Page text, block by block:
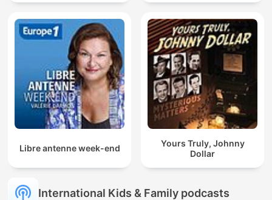
Libre antenne week-end
Yours Truly, Johnny
Dollar
International Kids & Family podcasts